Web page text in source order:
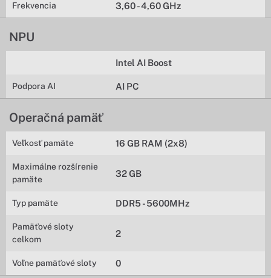
Frekvencia 3,60 - 4,60 GHz
NPU
Intel AI Boost
Podpora AI AI PC
Operačná pamäť
Veľkosť pamäte 16 GB RAM (2x8)
Maximálne rozšírenie
pamäte
32 GB
Typ pamäte DDR5 - 5600MHz
Pamäťové sloty
celkom
2
Voľne pamäťové sloty 0